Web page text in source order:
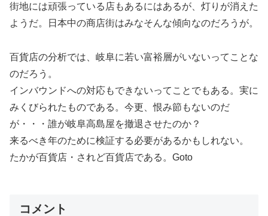
街地には頑張っている店もあるにはあるが、灯りが消えた
ようだ。日本中の商店街はみなそんな傾向なのだろうが。
百貨店の分析では、岐阜に若い富裕層がいないってことな
のだろう。
インバウンドへの対応もできないってことでもある。実に
みくびられたものである。今更、恨み節もないのだ
が・・・誰が岐阜高島屋を撤退させたのか？
来るべき年のために検証する必要があるかもしれない。
たかが百貨店・されど百貨店である。Goto
コメント